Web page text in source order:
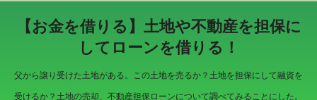
【お金を借りる】土地や不動産を担保に
してローンを借りる！
父から譲り受けた土地がある。この土地を売るか？土地を担保にして融資を
受けるか？土地の売却、不動産担保ローンについて調べてみることにした。